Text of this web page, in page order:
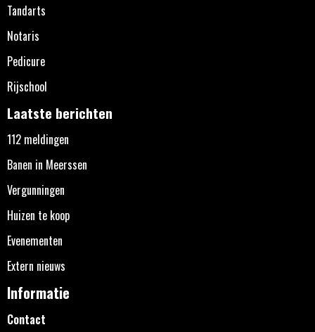
Tandarts
Notaris
Pedicure
Rijschool
Laatste berichten
112 meldingen
Banen in Meerssen
Vergunningen
Huizen te koop
Evenementen
Extern nieuws
Informatie
Contact